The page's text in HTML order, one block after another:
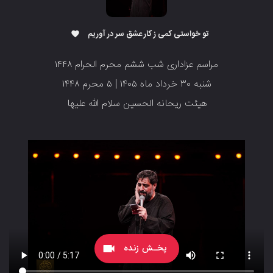
videocam پخـش زنده
تو خواستی کمی ز کار عشق سر در آوریم favorite
مراسم عزاداری شب ششم محرم الحرام ۱۴۴۸
شنبه ۳۰ خرداد ماه ۱۴۰۵ | ۵ محرم ۱۴۴۸
‌‌‌‌‌‌‌‌‌‌‌‌‌هیئت ریحانه الحسین سلام الله علیها